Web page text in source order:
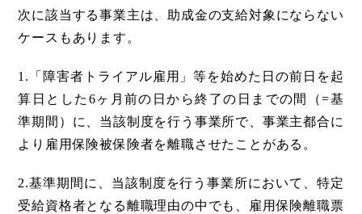
次に該当する事業主は、助成金の支給対象にならない
ケースもあります。
1.「障害者トライアル雇用」等を始めた日の前日を起
算日とした6ヶ月前の日から終了の日までの間（=基
準期間）に、当該制度を行う事業所で、事業主都合に
より雇用保険被保険者を離職させたことがある。
2.基準期間に、当該制度を行う事業所において、特定
受給資格者となる離職理由の中でも、雇用保険離職票